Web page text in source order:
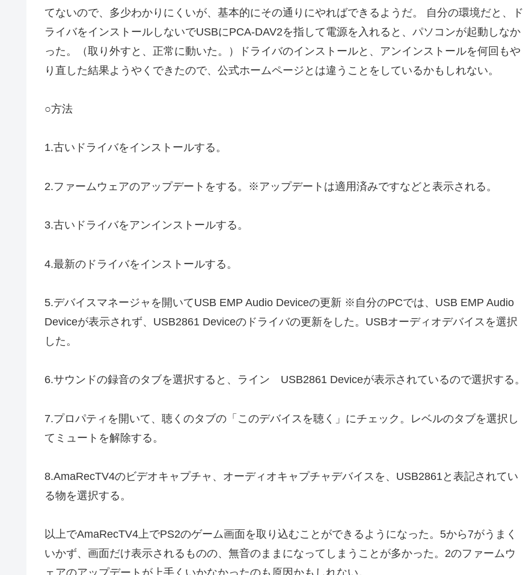
てないので、多少わかりにくいが、基本的にその通りにやればできるようだ。 自分の環境だと、ド
ライバをインストールしないでUSBにPCA-DAV2を指して電源を入れると、パソコンが起動しなか
った。（取り外すと、正常に動いた。）ドライバのインストールと、アンインストールを何回もや
り直した結果ようやくできたので、公式ホームページとは違うことをしているかもしれない。
○方法
1.古いドライバをインストールする。
2.ファームウェアのアップデートをする。※アップデートは適用済みですなどと表示される。
3.古いドライバをアンインストールする。
4.最新のドライバをインストールする。
5.デバイスマネージャを開いてUSB EMP Audio Deviceの更新 ※自分のPCでは、USB EMP Audio
Deviceが表示されず、USB2861 Deviceのドライバの更新をした。USBオーディオデバイスを選択
した。
6.サウンドの録音のタブを選択すると、ライン USB2861 Deviceが表示されているので選択する。
7.プロパティを開いて、聴くのタブの「このデバイスを聴く」にチェック。レベルのタブを選択し
てミュートを解除する。
8.AmaRecTV4のビデオキャプチャ、オーディオキャプチャデバイスを、USB2861と表記されてい
る物を選択する。
以上でAmaRecTV4上でPS2のゲーム画面を取り込むことができるようになった。5から7がうまく
いかず、画面だけ表示されるものの、無音のままになってしまうことが多かった。2のファームウ